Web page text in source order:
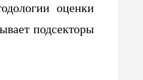
оценки
подсекторы